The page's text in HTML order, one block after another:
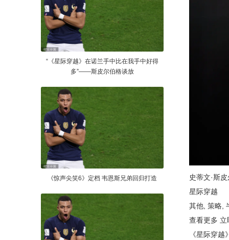
“《星际穿越》在诺兰手中比在我手中好得
多”——斯皮尔伯格谈放
《惊声尖笑6》定档 韦恩斯兄弟回归打造
史蒂文·斯
星际穿越
其他, 策略,
查看更多 立
《星际穿